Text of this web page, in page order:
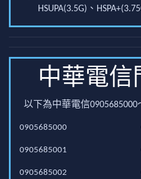
HSUPA(3.5G)、
中華電信
以下為中華電信0905685000
0905685000
0905685001
0905685002